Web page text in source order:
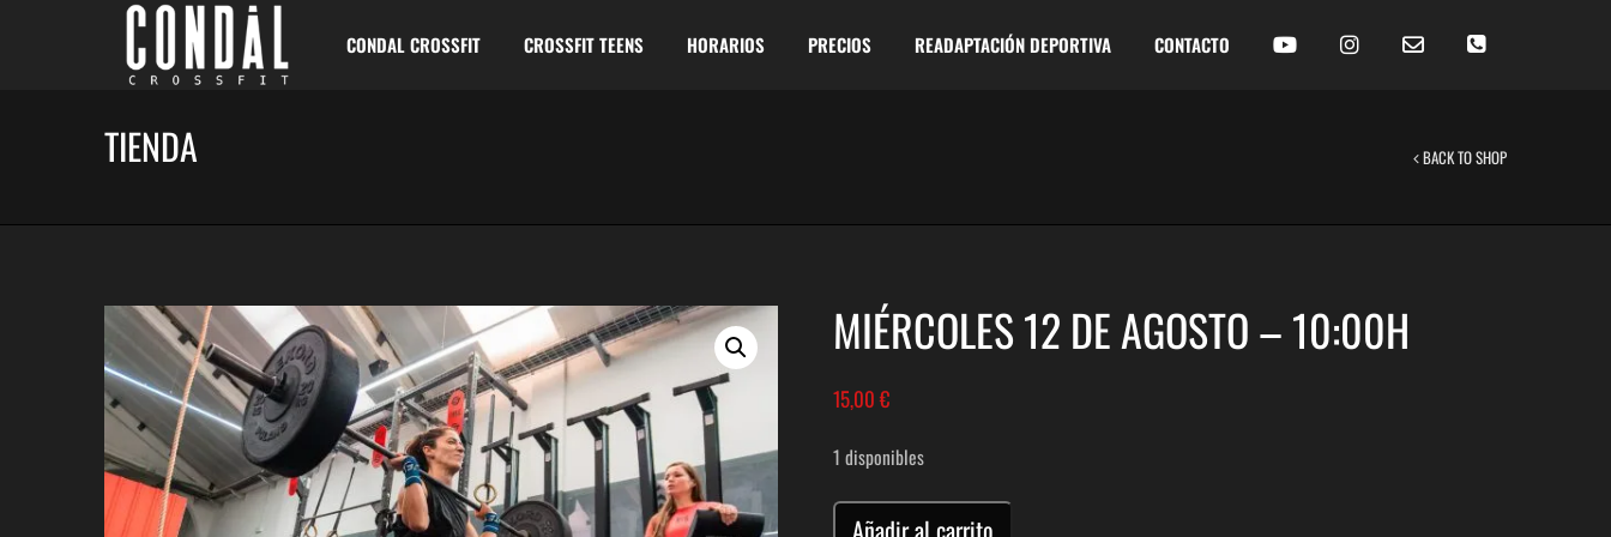
CONDAL CROSSFIT CROSSFIT TEENS HORARIOS PRECIOS READAPTACIÓN DEPORTIVA CONTACTO
TIENDA BACK TO SHOP
MIÉRCOLES 12 DE AGOSTO – 10:00H
15,00€
1 disponibles
METCON
Añadir al carrito